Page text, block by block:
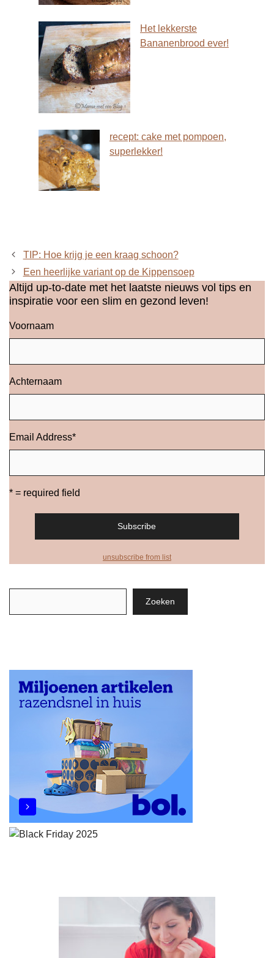
Het lekkerste
Bananenbrood ever!
recept: cake met pompoen,
superlekker!
TIP: Hoe krijg je een kraag schoon?
Een heerlijke variant op de Kippensoep
Altijd up-to-date met het laatste nieuws vol tips en
inspiratie voor een slim en gezond leven!
Voornaam
Achternaam
Email Address*
* = required field
unsubscribe from list
Zoeken